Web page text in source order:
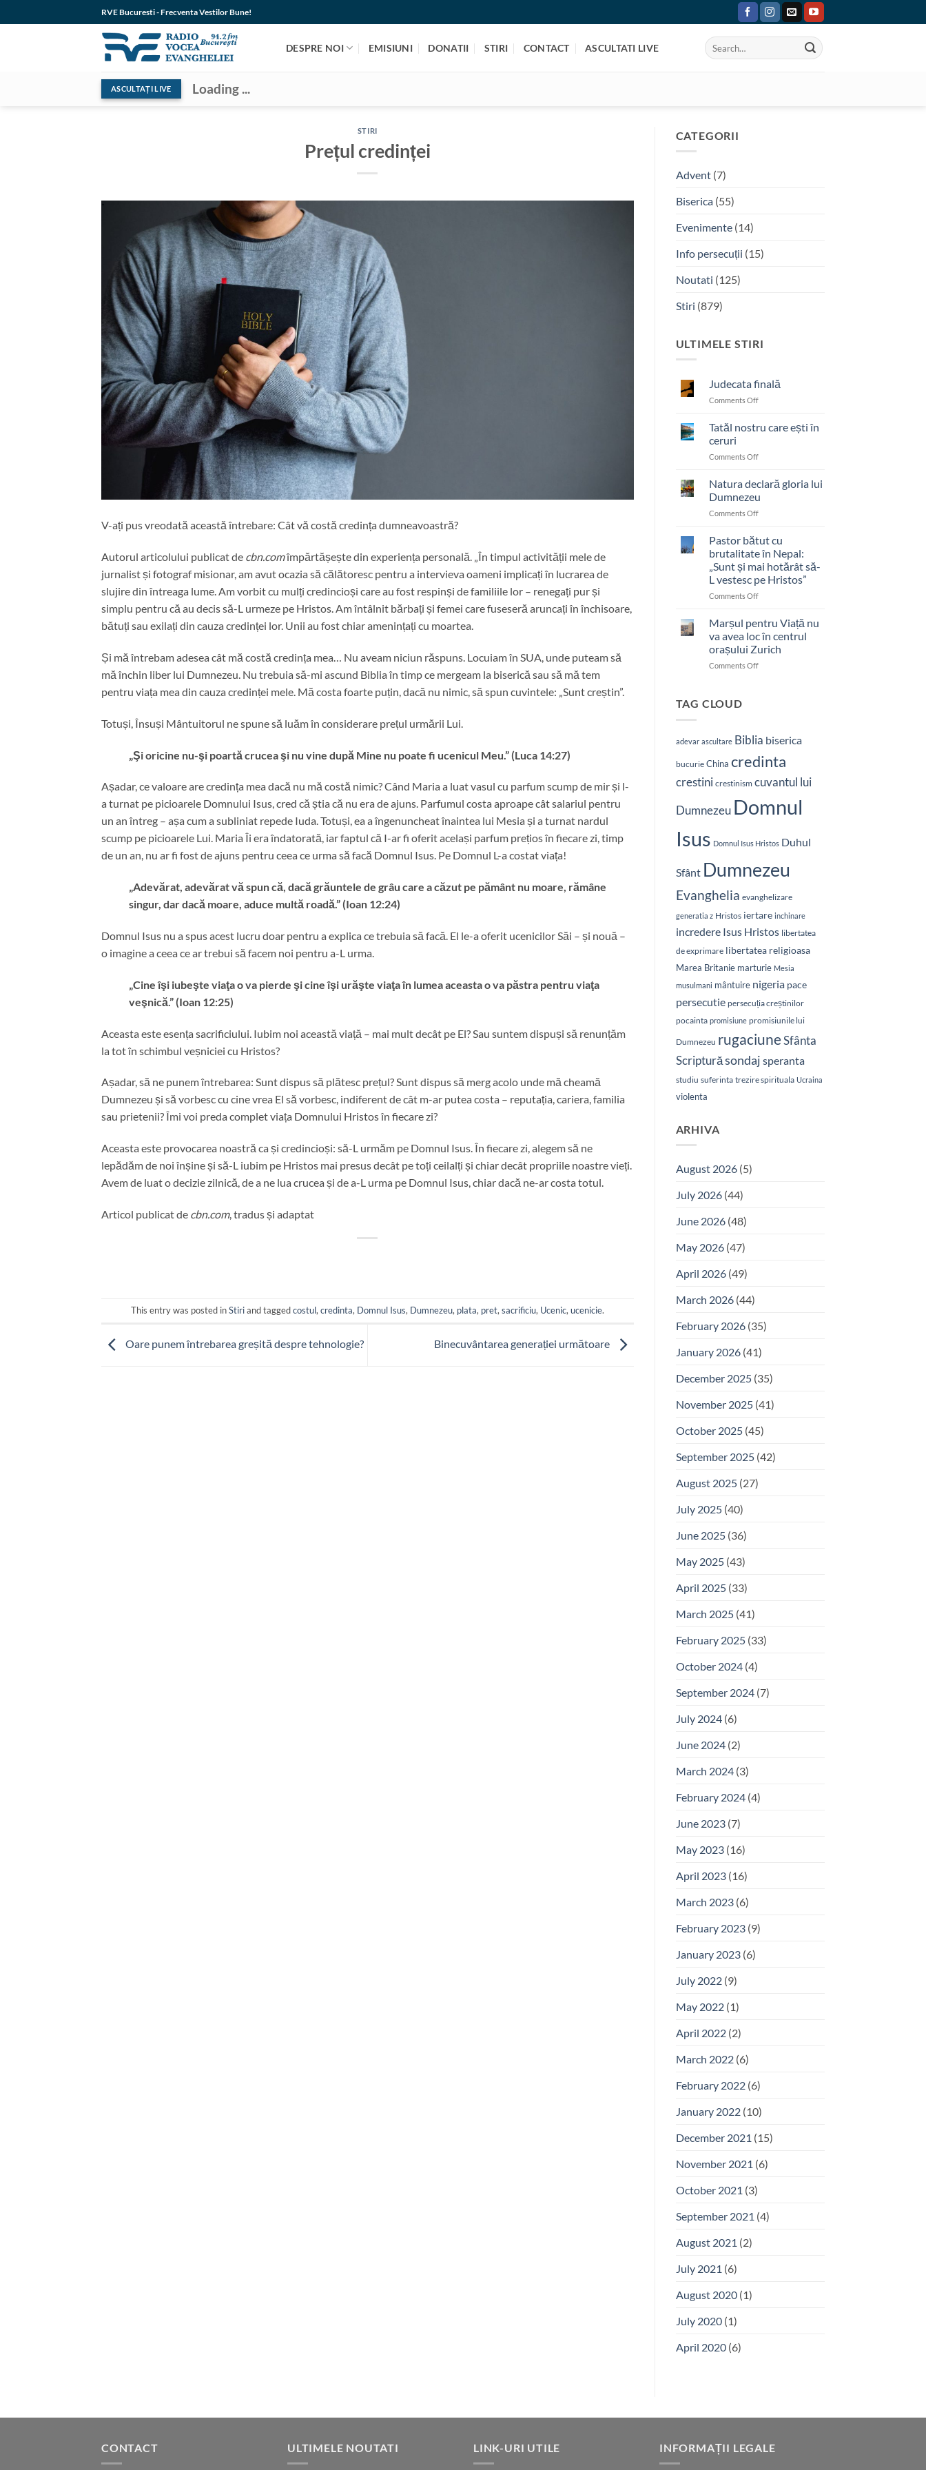
to
RVE Bucuresti - Frecventa Vestilor Bune!
DESPRE NOI EMISIUNI DONATII STIRI CONTACT ASCULTATI LIVE
ASCULTAȚI LIVE Loading ...
STIRI
Prețul credinței
V-ați pus vreodată această întrebare: Cât vă costă credința dumneavoastră?
Autorul articolului publicat de cbn.comîmpărtășește din experiența personală. „În timpul activității mele de
jurnalist și fotograf misionar, am avut ocazia să călătoresc pentru a intervieva oameni implicați în lucrarea de
slujire din întreaga lume. Am vorbit cu mulți credincioși care au fost respinși de familiile lor – renegați pur și
simplu pentru că au decis să-L urmeze pe Hristos. Am întâlnit bărbați și femei care fuseseră aruncați în închisoare,
bătuți sau exilați din cauza credinței lor. Unii au fost chiar amenințați cu moartea.
Și mă întrebam adesea cât mă costă credința mea… Nu aveam niciun răspuns. Locuiam în SUA, unde puteam să
mă închin liber lui Dumnezeu. Nu trebuia să-mi ascund Biblia în timp ce mergeam la biserică sau să mă tem
pentru viața mea din cauza credinței mele. Mă costa foarte puțin, dacă nu nimic, să spun cuvintele: „Sunt creștin”.
Totuși, Însuși Mântuitorul ne spune să luăm în considerare prețul urmării Lui.
„Şi oricine nu-şi poartă crucea şi nu vine după Mine nu poate fi ucenicul Meu.” (Luca 14:27)
Așadar, ce valoare are credința mea dacă nu mă costă nimic? Când Maria a luat vasul cu parfum scump de mir și l-
a turnat pe picioarele Domnului Isus, cred că știa că nu era de ajuns. Parfumul costa aproape cât salariul pentru
un an întreg – așa cum a subliniat repede Iuda. Totuși, ea a îngenuncheat înaintea lui Mesia și a turnat nardul
scump pe picioarele Lui. Maria Îi era îndatorată, iar faptul că I-ar fi oferit același parfum prețios în fiecare zi, timp
de un an, nu ar fi fost de ajuns pentru ceea ce urma să facă Domnul Isus. Pe Domnul L-a costat viața!
„Adevărat, adevărat vă spun că, dacă grăuntele de grâu care a căzut pe pământ nu moare, rămâne
singur, dar dacă moare, aduce multă roadă.” (Ioan 12:24)
Domnul Isus nu a spus acest lucru doar pentru a explica ce trebuia să facă. El le-a oferit ucenicilor Săi – și nouă –
o imagine a ceea ce ar trebui să facem noi pentru a-L urma.
„Cine îşi iubeşte viaţa o va pierde şi cine îşi urăşte viaţa în lumea aceasta o va păstra pentru viaţa
veşnică.” (Ioan 12:25)
Aceasta este esența sacrificiului. Iubim noi această viață – mai mult decât pe El? Sau suntem dispuși să renunțăm
la tot în schimbul veșniciei cu Hristos?
Așadar, să ne punem întrebarea: Sunt dispus să plătesc prețul? Sunt dispus să merg acolo unde mă cheamă
Dumnezeu și să vorbesc cu cine vrea El să vorbesc, indiferent de cât m-ar putea costa – reputația, cariera, familia
sau prietenii? Îmi voi preda complet viața Domnului Hristos în fiecare zi?
Aceasta este provocarea noastră ca și credincioși: să-L urmăm pe Domnul Isus. În fiecare zi, alegem să ne
lepădăm de noi înșine și să-L iubim pe Hristos mai presus decât pe toți ceilalți și chiar decât propriile noastre vieți.
Avem de luat o decizie zilnică, de a ne lua crucea și de a-L urma pe Domnul Isus, chiar dacă ne-ar costa totul.
Articol publicat de cbn.com, tradus și adaptat
This entry was posted inStiriand taggedcostul,credinta, Domnul Isus, Dumnezeu, plata, pret,sacrificiu, Ucenic,ucenicie.
Oare punem întrebarea greșită despre tehnologie? Binecuvântarea generației următoare
CATEGORII
Advent(7)
Biserica(55)
Evenimente(14)
Info persecuții (15)
Noutati (125)
Stiri (879)
ULTIMELE STIRI
Judecata finală
Comments Offon
Tatăl nostru care ești în
ceruri
Comments Offon
nostru
ești
în
Natura declară gloria lui
Dumnezeu
Comments Offon
declară
lui
Dumnezeu
Pastor bătut cu
brutalitate în Nepal:
„Sunt și mai hotărât să-
L vestesc pe Hristos”
Comments Offon
bătut
brutalitate
în
Nepal:
pe
Marșul pentru Viață nu
va avea loc în centrul
orașului Zurich
Comments Offon
avea
loc
în
orașului
TAG CLOUD
adevar ascultare Biblia biserica
bucurie China credinta
crestini crestinism cuvantul lui
Dumnezeu Domnul
Isus Domnul Isus Hristos Duhul
Sfânt Dumnezeu
Evanghelia evanghelizare
generatia z Hristos iertare inchinare
incredere Isus Hristos libertatea
de exprimare libertatea religioasa
Marea Britanie marturie Mesia
musulmani mântuire nigeria pace
persecutie persecuția creștinilor
pocainta promisiune promisiunile lui
Dumnezeu rugaciuneSfânta
Scripturăsondaj speranta
studiu suferinta trezire spirituala Ucraina
violenta
ARHIVA
August 2026(5)
July 2026(44)
June 2026(48)
May 2026(47)
April 2026(49)
March 2026(44)
February 2026(35)
January 2026(41)
December 2025(35)
November 2025(41)
October 2025(45)
September 2025(42)
August 2025(27)
July 2025(40)
June 2025(36)
May 2025(43)
April 2025(33)
March 2025(41)
February 2025(33)
October 2024(4)
September 2024(7)
July 2024(6)
June 2024(2)
March 2024(3)
February 2024(4)
June 2023(7)
May 2023(16)
April 2023(16)
March 2023(6)
February 2023(9)
January 2023(6)
July 2022(9)
May 2022(1)
April 2022(2)
March 2022(6)
February 2022(6)
January 2022(10)
December 2021 (15)
November 2021 (6)
October 2021 (3)
September 2021 (4)
August 2021 (2)
July 2021 (6)
August 2020(1)
July 2020(1)
April 2020(6)
CONTACT ULTIMELE NOUTATI LINK-URI UTILE INFORMAȚII LEGALE